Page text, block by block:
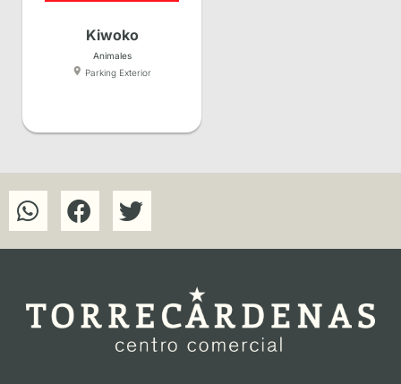
Kiwoko
Animales
Parking Exterior